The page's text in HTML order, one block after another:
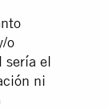
o
sería el
ni